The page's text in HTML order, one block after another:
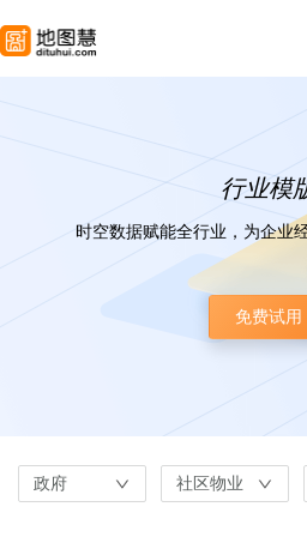
行业模
时空数据赋能全行业，为企业
免费试用
政府 社区物业